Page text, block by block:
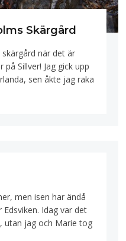
Skärgård
när det är
Sillver! Jag gick upp
sen åkte jag raka
men isen har ändå
Idag var det
utan jag och Marie tog